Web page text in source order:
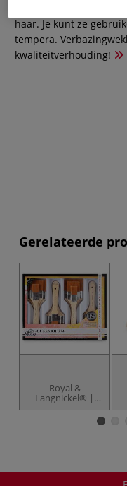
haar. Je kunt ze
tempera.
kwaliteitverhouding!
Gerelateerde
Royal &
Langnickel® |
CLASSROOM
spalter ○ 12-set —